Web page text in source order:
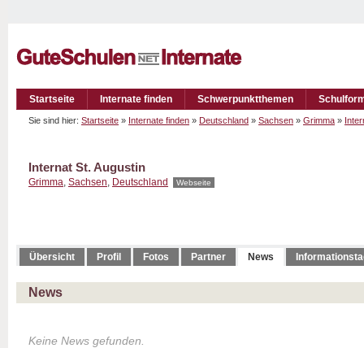
Startseite Internate finden Schwerpunktthemen
Sie sind hier: Startseite » Internate finden » Deutschland » Sachsen » Grimma »
Internat St. Augustin
Grimma, Sachsen, Deutschland Webseite
Übersicht Profil Fotos Partner News
News
Keine News gefunden.